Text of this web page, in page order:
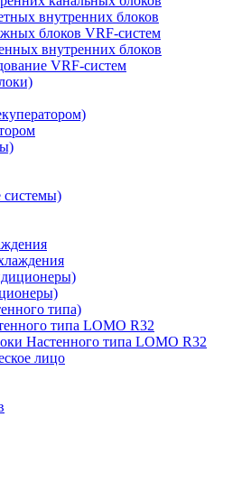
внутренних блоков
блоков VRF-систем
внутренних блоков
VRF-систем
типа)
типа LOMO R32
Настенного типа LOMO R32
лицо